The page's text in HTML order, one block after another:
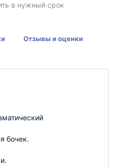
в нужный срок
Отзывы и оценки
бочек.